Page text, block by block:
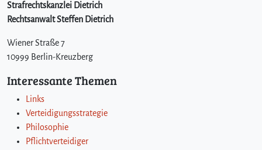
Strafrechtskanzlei Dietrich
Rechtsanwalt Steffen Dietrich
Wiener Straße 7
10999 Berlin-Kreuzberg
Interessante Themen
Links
Verteidigungsstrategie
Philosophie
Pflichtverteidiger